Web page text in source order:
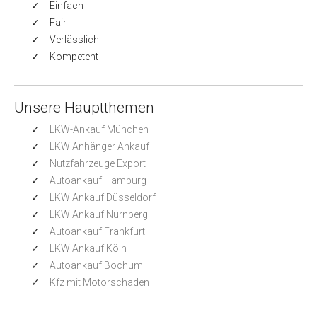
Einfach
Fair
Verlässlich
Kompetent
Unsere Hauptthemen
LKW-Ankauf München
LKW Anhänger Ankauf
Nutzfahrzeuge Export
Autoankauf Hamburg
LKW Ankauf Düsseldorf
LKW Ankauf Nürnberg
Autoankauf Frankfurt
LKW Ankauf Köln
Autoankauf Bochum
Kfz mit Motorschaden